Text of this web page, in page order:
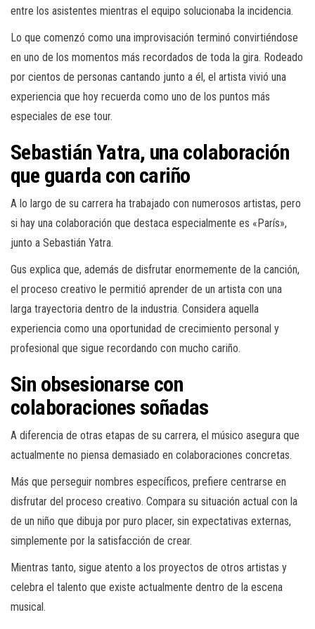
entre los asistentes mientras el equipo solucionaba la incidencia.
Lo que comenzó como una improvisación terminó convirtiéndose
en uno de los momentos más recordados de toda la gira. Rodeado
por cientos de personas cantando junto a él, el artista vivió una
experiencia que hoy recuerda como uno de los puntos más
especiales de ese tour.
Sebastián Yatra, una colaboración
que guarda con cariño
A lo largo de su carrera ha trabajado con numerosos artistas, pero
si hay una colaboración que destaca especialmente es «París»,
junto a Sebastián Yatra.
Gus explica que, además de disfrutar enormemente de la canción,
el proceso creativo le permitió aprender de un artista con una
larga trayectoria dentro de la industria. Considera aquella
experiencia como una oportunidad de crecimiento personal y
profesional que sigue recordando con mucho cariño.
Sin obsesionarse con
colaboraciones soñadas
A diferencia de otras etapas de su carrera, el músico asegura que
actualmente no piensa demasiado en colaboraciones concretas.
Más que perseguir nombres específicos, prefiere centrarse en
disfrutar del proceso creativo. Compara su situación actual con la
de un niño que dibuja por puro placer, sin expectativas externas,
simplemente por la satisfacción de crear.
Mientras tanto, sigue atento a los proyectos de otros artistas y
celebra el talento que existe actualmente dentro de la escena
musical.